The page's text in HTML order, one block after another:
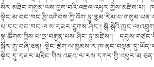
སེར་མཐིང་གསུམ་ལས་བྱས་བའི་འཇའ་འཕུར་གྱིས་མཛེས་པ།
པ་དང་བང་ཁང་ལ་ས་དམར་བྱུགས་ཤིང་།
སྣ་ཚོགས་ཀྱིས་པ་ཏྲ་བརྒྱན་པས་ཤིང་ཏུ་མཛེས་།
སྐོར་གྲུ་བཞི་ཅན།